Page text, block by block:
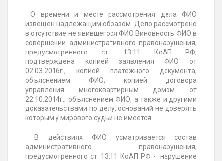
О времени и месте рассмотрения дела ФИО
извещен надлежащим образом. Дело рассмотрено
в отсутствие не явившегося ФИО Виновность ФИО в
совершении административного правонарушения,
предусмотренного ст. 13.11 КоАП РФ,
подтверждена копией заявления ФИО от
02.03.2016г.; копией платежного документа;
объяснением ФИО; копией договора
управления многоквартирным домом от
22.10.2014г.; объяснением ФИО, а также и другими
доказательствами по делу, оснований не доверять
которым у мирового судьи не имеется.
В действиях ФИО усматривается состав
административного правонарушения,
предусмотренного ст. 13.11 КоАП РФ - нарушение